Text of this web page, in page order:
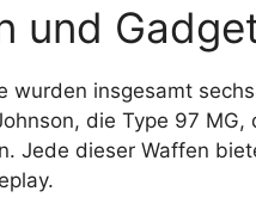
und
wurden insgesamt
die Type 97
Jede dieser Waffen